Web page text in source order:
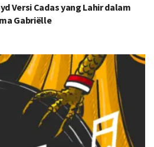
Versi Cadas yang Lahir dalam
Gabriëlle